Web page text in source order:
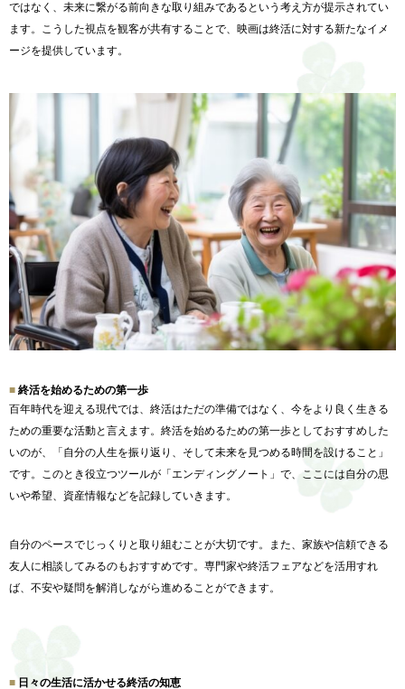
ではなく、 未来に繋がる前向きな取り組みであるという考え方が提示されてい
ます。こうした視点を観客が共有することで、 映画は終活に対する新たなイメ
ージを提供しています。
終活を始めるための第一歩
百年時代を迎える現代では、終活はただの準備ではなく、 今をより良く生きる
ための重要な活動と言えます。 終活を始めるための第一歩としておすすめした
いのが、「 自分の人生を振り返り、そして未来を見つめる時間を設けること」
です。このとき役立つツールが「エンディングノート」で、 ここには自分の思
いや希望、資産情報などを記録していきます。
自分のペースでじっくりと取り組むことが大切です。また、 家族や信頼できる
友人に相談してみるのもおすすめです。 専門家や終活フェアなどを活用すれ
ば、 不安や疑問を解消しながら進めることができます。
日々の生活に活かせる終活の知恵